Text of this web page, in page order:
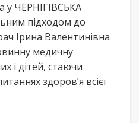
у ЧЕРНІГІВСЬКА
підходом до
Ірина Валентинівна
медичну
і дітей, стаючи
здоров’я всієї